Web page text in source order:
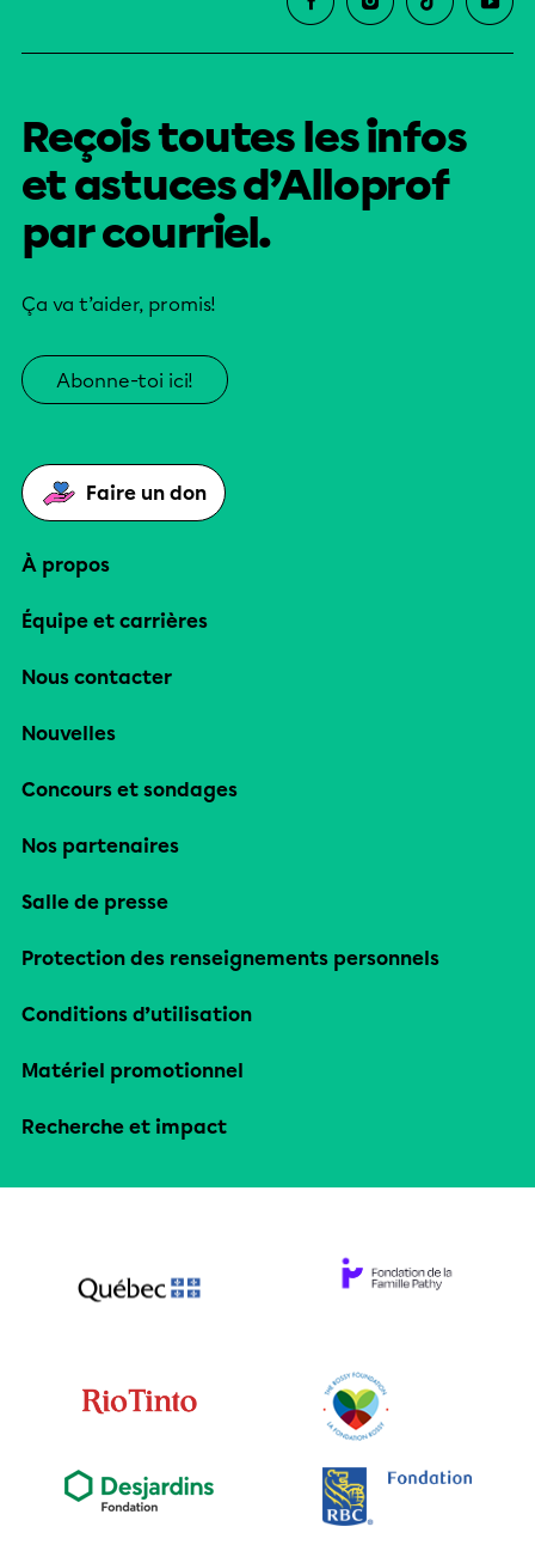
Reçois toutes les infos
et astuces d’Alloprof
par courriel.
Ça va t’aider, promis!
Abonne-toi ici!
Faire un don
À propos
Équipe et carrières
Nous contacter
Nouvelles
Concours et sondages
Nos partenaires
Salle de presse
Protection des renseignements personnels
Conditions d’utilisation
Matériel promotionnel
Recherche et impact